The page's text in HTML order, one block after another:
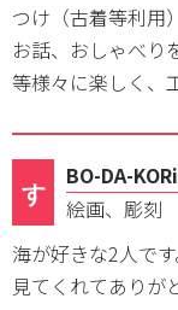
つけ（古着等利用
お話、おしゃべり
等様々に楽しく、
す
BO-DA-
絵画、彫刻
海が好きな2人です
見てくれてありが